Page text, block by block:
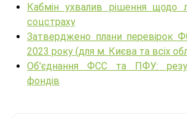
Кабмін ухвалив рішення щодо
соцстраху
Затверджено плани перевірок
2023 року (для м. Києва та всіх
Об'єднання ФСС та ПФУ:
фондів